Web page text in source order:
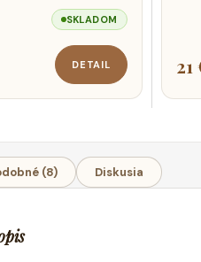
SKLADOM
DETAIL 21
(8) Diskusia